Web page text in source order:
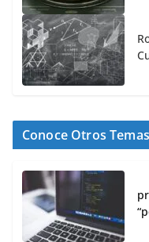
Conoce Otros Temas